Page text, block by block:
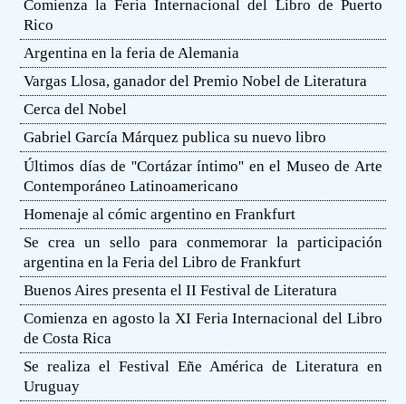
Comienza la Feria Internacional del Libro de Puerto
Rico
Argentina en la feria de Alemania
Vargas Llosa, ganador del Premio Nobel de Literatura
Cerca del Nobel
Gabriel García Márquez publica su nuevo libro
Últimos días de ''Cortázar íntimo'' en el Museo de Arte
Contemporáneo Latinoamericano
Homenaje al cómic argentino en Frankfurt
Se crea un sello para conmemorar la participación
argentina en la Feria del Libro de Frankfurt
Buenos Aires presenta el II Festival de Literatura
Comienza en agosto la XI Feria Internacional del Libro
de Costa Rica
Se realiza el Festival Eñe América de Literatura en
Uruguay